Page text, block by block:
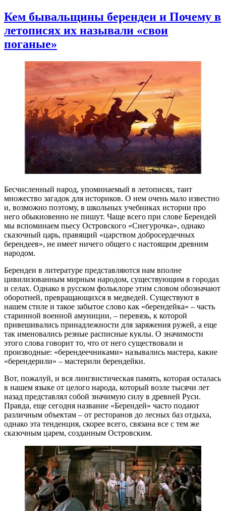
Кем бывальщины берендеи и Почему в
летописях их называли «свои
поганые»
Бесчисленный народ, упоминаемый в летописях, таит
множество загадок для историков. О нем очень мало известно
и, возможно поэтому, в школьных учебниках истории про
него обыкновенно не пишут. Чаще всего при слове Берендей
мы вспоминаем пьесу Островского «Снегурочка», однако
сказочный царь, правящий «царством добросердечных
берендеев», не имеет ничего общего с настоящим древним
народом.
Берендеи в литературе представляются нам вполне
цивилизованным мирным народом, существующим в городах
и селах. Однако в русском фольклоре этим словом обозначают
оборотней, превращающихся в медведей. Существуют в
нашем стиле и такое забытое слово как «берендейка» – часть
старинной военной амуниции, – перевязь, к которой
привешивались принадлежности для заряжения ружей, а еще
так именовались резные расписные куклы. О значимости
этого слова говорит то, что от него существовали и
производные: «берендеечниками» назывались мастера, какие
«берендерили» – мастерили берендейки.
Вот, пожалуй, и вся лингвистическая память, которая осталась
в нашем языке от целого народа, который возле тысячи лет
назад представлял собой значимую силу в древней Руси.
Правда, еще сегодня название «Берендей» часто подают
различным объектам – от ресторанов до лесных баз отдыха,
однако эта тенденция, скорее всего, связана все с тем же
сказочным царем, созданным Островским.